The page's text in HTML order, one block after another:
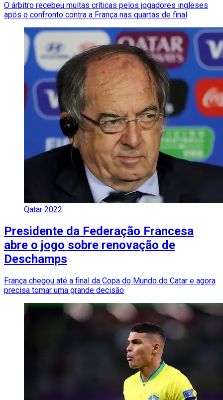
O árbitro recebeu muitas críticas pelos jogadores ingleses
após o confronto contra a França nas quartas de final
Qatar 2022
Presidente da Federação Francesa
abre o jogo sobre renovação de
Deschamps
França chegou até a final da Copa do Mundo do Catar e agora
precisa tomar uma grande decisão